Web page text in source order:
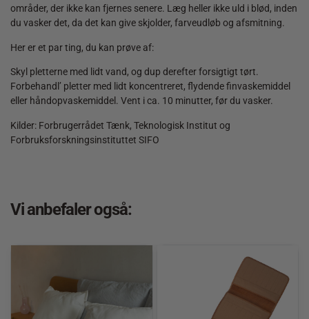
områder, der ikke kan fjernes senere. Læg heller ikke uld i blød, inden
du vasker det, da det kan give skjolder, farveudløb og afsmitning.
Her er et par ting, du kan prøve af:
Skyl pletterne med lidt vand, og dup derefter forsigtigt tørt.
Forbehandl’ pletter med lidt koncentreret, flydende finvaskemiddel
eller håndopvaskemiddel. Vent i ca. 10 minutter, før du vasker.
Kilder: Forbrugerrådet Tænk, Teknologisk Institut og
Forbruksforskningsinstituttet SIFO
Vi anbefaler også: